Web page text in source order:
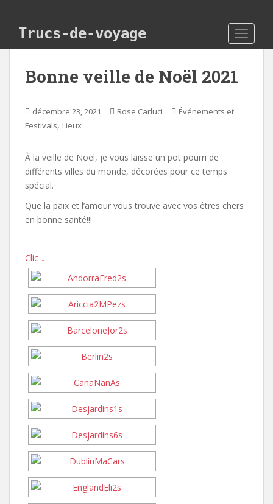
Trucs-de-voyage
Bonne veille de Noël 2021
décembre 23, 2021 Rose Carluci
Événements et
Festivals, Lieux
À la veille de Noël, je vous laisse un pot pourri de
différents villes du monde, décorées pour ce temps
spécial.
Que la paix et l’amour vous trouve avec vos êtres chers
en bonne santé!!!
Clic ↓